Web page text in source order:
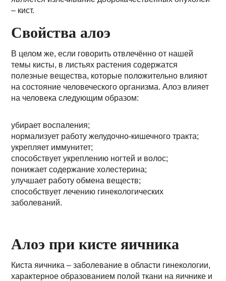
– кист.
Свойства алоэ
В целом же, если говорить отвлечённо от нашей
темы кисты, в листьях растения содержатся
полезные вещества, которые положительно влияют
на состояние человеческого организма. Алоэ влияет
на человека следующим образом:
убирает воспаления;
нормализует работу желудочно-кишечного тракта;
укрепляет иммунитет;
способствует укреплению ногтей и волос;
понижает содержание холестерина;
улучшает работу обмена веществ;
способствует лечению гинекологических
заболеваний.
Алоэ при кисте яичника
Киста яичника – заболевание в области гинекологии,
характерное образованием полой ткани на яичнике и